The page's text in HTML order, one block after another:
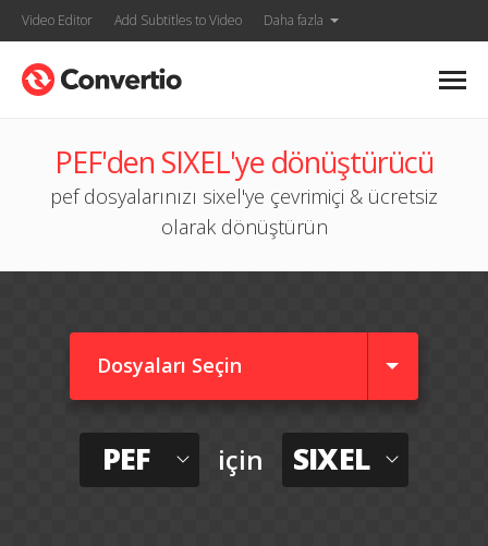
Video Editor Add Subtitles to Video Daha fazla
PEF'den SIXEL'ye dönüştürücü
pef dosyalarınızı sixel'ye çevrimiçi & ücretsiz
olarak dönüştürün
Dosyaları Seçin
PEF için SIXEL